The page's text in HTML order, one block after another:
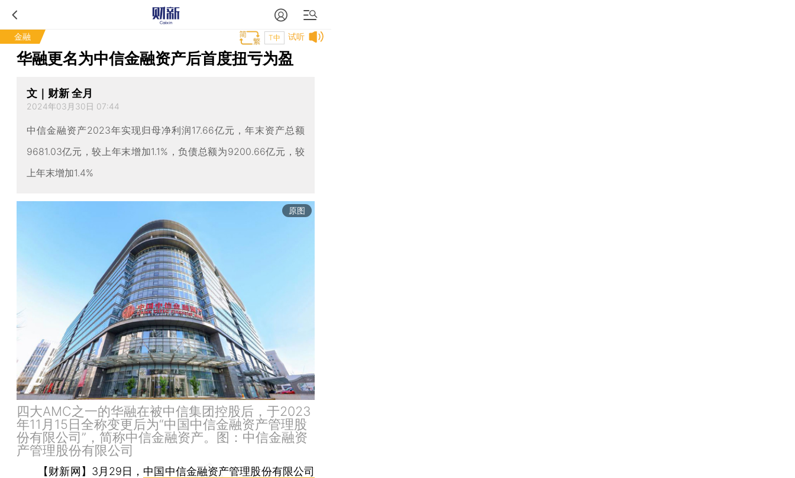
金融 试听
T中
华融更名为中信金融资产后首度扭亏为盈
文｜财新 全月
2024年03月30日 07:44
中信金融资产2023年实现归母净利润17.66亿元，年末资产总额
9681.03亿元，较上年末增加1.1%，负债总额为9200.66亿元，较
上年末增加1.4%
原图
四大AMC之一的华融在被中信集团控股后，于2023
年11月15日全称变更后为“中国中信金融资产管理股
份有限公司”，简称中信金融资产。图：中信金融资
产管理股份有限公司
【财新网】 3月29日， 中国中信金融资产管理股份有限公司